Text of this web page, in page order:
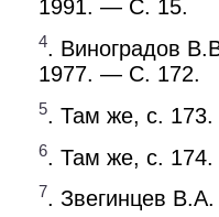
1991. — С. 15.
4. Виноградов
1977. — С. 172.
5. Там же, с. 173.
6 . Там же, с. 174.
7. Звегинцев